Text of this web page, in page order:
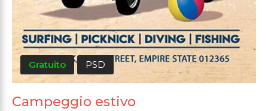
Gratuito PSD
Campeggio estivo